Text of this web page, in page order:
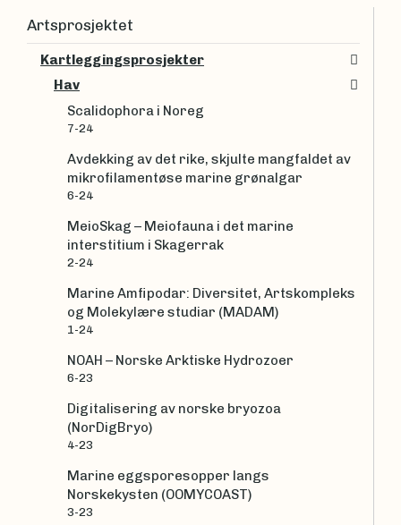
Artsprosjektet
Kartleggingsprosjekter
Hav
Scalidophora i Noreg
7-24
Avdekking av det rike, skjulte mangfaldet av
mikrofilamentøse marine grønalgar
6-24
MeioSkag – Meiofauna i det marine
interstitium i Skagerrak
2-24
Marine Amfipodar: Diversitet, Artskompleks
og Molekylære studiar (MADAM)
1-24
NOAH – Norske Arktiske Hydrozoer
6-23
Digitalisering av norske bryozoa
(NorDigBryo)
4-23
Marine eggsporesopper langs
Norskekysten (OOMYCOAST)
3-23